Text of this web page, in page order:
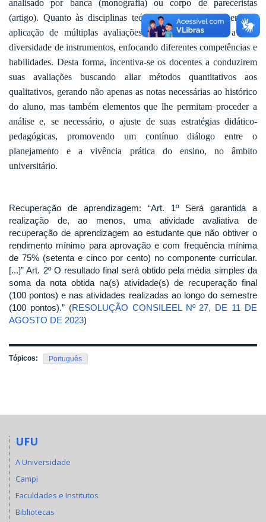
analisado por banca (monografia) ou corpo de pareceristas
(artigo). Quanto às disciplinas teóricas, este PPC recomenda a
aplicação de múltiplas avaliações, recorrendo também a uma
diversidade de instrumentos, enfocando diferentes competências e
habilidades. Desta forma, incentiva-se os docentes a conduzirem
suas avaliações buscando aliar métodos quantitativos aos
qualitativos, gerando não apenas as notas necessárias ao histórico
do aluno, mas também elementos que lhe permitam proceder a
análise e, se necessário, o ajuste de suas estratégias didático-
pedagógicas, promovendo um contínuo diálogo entre o
planejamento e a vivência prática do ensino, no âmbito
universitário.
Recuperação de aprendizagem: “Art. 1º Será garantida a
realização de, ao menos, uma atividade avaliativa de
recuperação de aprendizagem ao estudante que não obtiver o
rendimento mínimo para aprovação e com frequência mínima
de 75% (setenta e cinco por cento) no componente curricular.
[...]” Art. 2º O resultado final será obtido pela média simples da
soma da nota obtida na(s) atividade(s) de recuperação final
(100 pontos) e nas atividades realizadas ao longo do semestre
(100 pontos).” (RESOLUÇÃO CONSILEEL Nº 27, DE 11 DE
AGOSTO DE 2023)
Tópicos: Português
UFU
A Universidade
Campi
Faculdades e Institutos
Bibliotecas